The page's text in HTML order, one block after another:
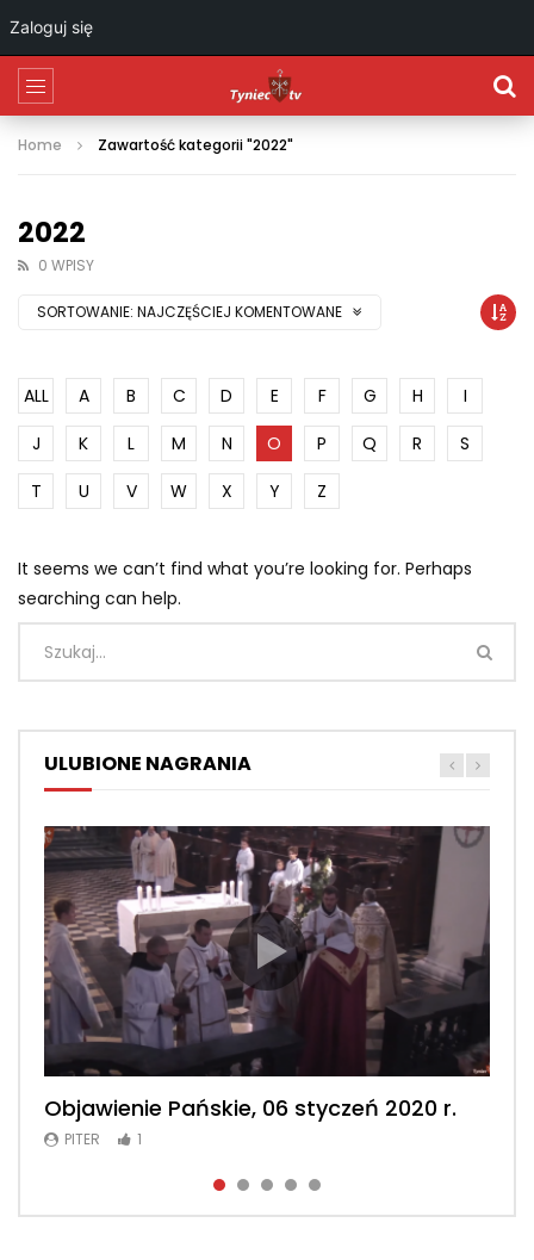
Zaloguj się
Home Zawartość kategorii "2022"
2022
0 WPISY
SORTOWANIE: NAJCZĘŚCIEJ KOMENTOWANE
ALL A B C D E F G H
I
J
K L M N O P Q R
S
T
U V W X Y Z
It seems we can’t find what you’re looking for. Perhaps
searching can help.
ULUBIONE NAGRANIA
Objawienie Pańskie, 06 styczeń 2020 r.
PITER 1
Msza św. konwentualna, 2 luty 2020 r.
PITER 1
Msza św. konwentualna, 23 luty 2020 r.
PITER 1
Msza św. konwentualna, 2 maj 2020 r.
PITER 1
Msza św. konwentualna, 26 kwiecień
2020 r.